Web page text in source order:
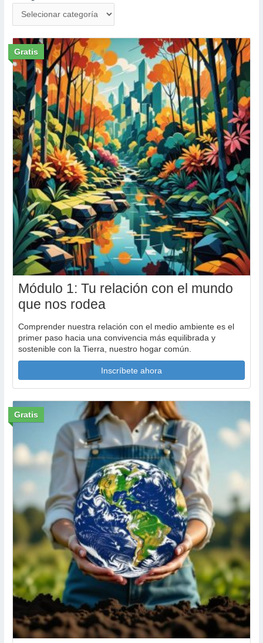
Gratis
Módulo 1: Tu relación con el mundo
que nos rodea
Comprender nuestra relación con el medio ambiente es el
primer paso hacia una convivencia más equilibrada y
sostenible con la Tierra, nuestro hogar común.
Inscríbete ahora
Gratis